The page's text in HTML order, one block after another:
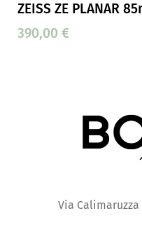
ZEISS ZE PLANAR
390,00 €
Via Calimaruzza